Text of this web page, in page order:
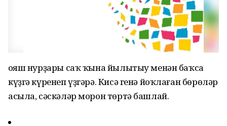
Ҡояш нурҙары саҡ ҡына йылытыу менән баҡса
күҙгә күренеп үҙгәрә. Кисә генә йоҡлаған бөрөләр
асыла, сәскәләр морон төртә башлай.